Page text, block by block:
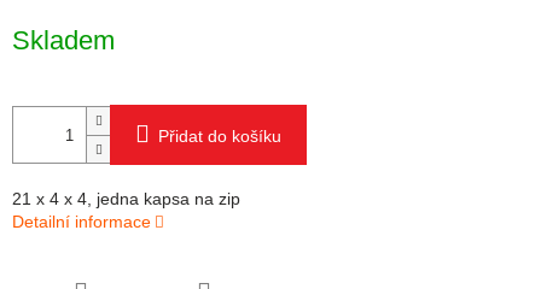
Skladem
Přidat do košíku
21 x 4 x 4, jedna kapsa na zip
Detailní informace